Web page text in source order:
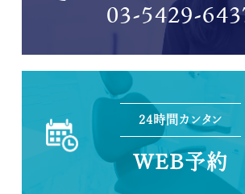
03-5429-
24時間カンタン
WEB予約